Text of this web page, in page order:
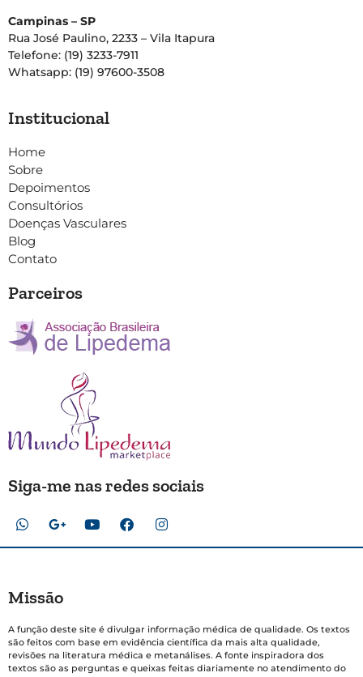
Campinas – SP
Rua José Paulino, 2233 – Vila Itapura
Telefone: (19) 3233-7911
Whatsapp: (19) 97600-3508
Institucional
Home
Sobre
Depoimentos
Consultórios
Doenças Vasculares
Blog
Contato
Parceiros
Siga-me nas redes sociais
Missão
A função deste site é divulgar informação médica de qualidade. Os textos
são feitos com base em evidência científica da mais alta qualidade,
revisões na literatura médica e metanálises. A fonte inspiradora dos
textos são as perguntas e queixas feitas diariamente no atendimento do